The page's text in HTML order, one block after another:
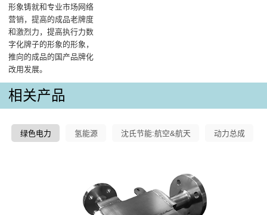
形象铸就和专业市场网络
营销，提高的成品老牌度
和激烈力，提高执行力数
字化牌子的形象的形象，
推向的成品的国产品牌化
改用发展。
相关产品
绿色电力 氢能源 沈氏节能:航空&航天 动力总成